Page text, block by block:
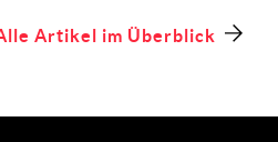
Artikel im Überblick